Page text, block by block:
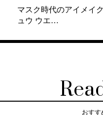
マスク時代のアイメイ
ュウ ウエ…
おすす